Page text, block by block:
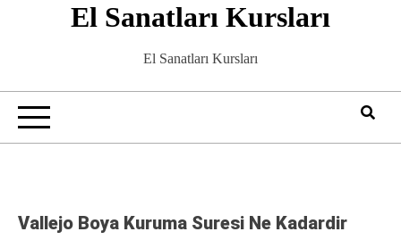
El Sanatları Kursları
El Sanatları Kursları
Vallejo Boya Kuruma Suresi Ne Kadardir